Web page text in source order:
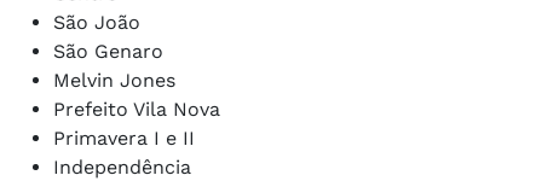
São João
São Genaro
Melvin Jones
Prefeito Vila Nova
Primavera I e II
Independência